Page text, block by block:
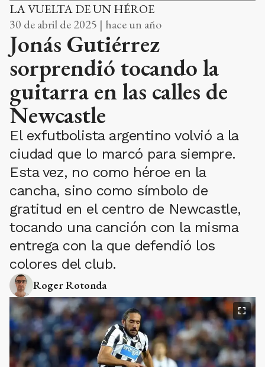
LA VUELTA DE UN HÉROE
30 de abril de 2025 | hace un año
Jonás Gutiérrez
sorprendió tocando la
guitarra en las calles de
Newcastle
El exfutbolista argentino volvió a la
ciudad que lo marcó para siempre.
Esta vez, no como héroe en la
cancha, sino como símbolo de
gratitud en el centro de Newcastle,
tocando una canción con la misma
entrega con la que defendió los
colores del club.
Roger Rotonda